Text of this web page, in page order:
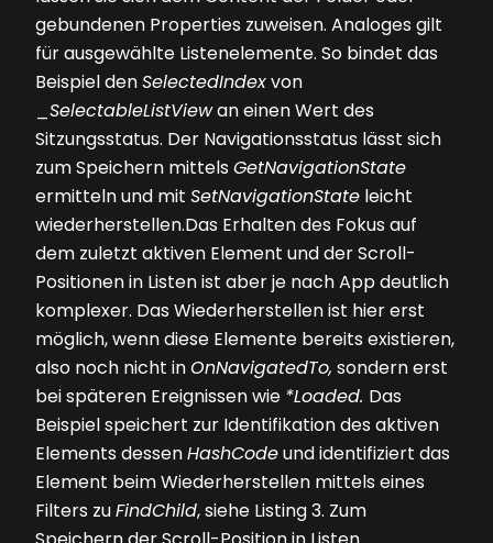
gebundenen Properties zuweisen. Analoges gilt
für ausgewählte Listenelemente. So bindet das
Beispiel denSelectedIndexvon
SelectableListViewan einen Wert des
Sitzungsstatus. Der Navigationsstatus lässt sich
zum Speichern mittels GetNavigationState
ermitteln und mit SetNavigationState leicht
wiederherstellen.Das Erhalten des Fokus auf
dem zuletzt aktiven Element und der Scroll-
Positionen in Listen ist aber je nach App deutlich
komplexer. Das Wiederherstellen ist hier erst
möglich, wenn diese Elemente bereits existieren,
also noch nicht inOnNavigatedTo, sondern erst
bei späteren Ereignissen wie *Loaded. Das
Beispiel speichert zur Identifikation des aktiven
Elements dessenHashCodeund identifiziert das
Element beim Wiederherstellen mittels eines
Filters zuFindChild, siehe Listing 3. Zum